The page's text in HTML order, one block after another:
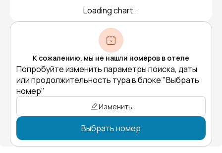
Loading chart...
К сожалению, мы не нашли номеров в отеле
Попробуйте изменить параметры поиска, даты
или продолжительность тура в блоке "Выбрать
номер"
Изменить
Выбрать номер